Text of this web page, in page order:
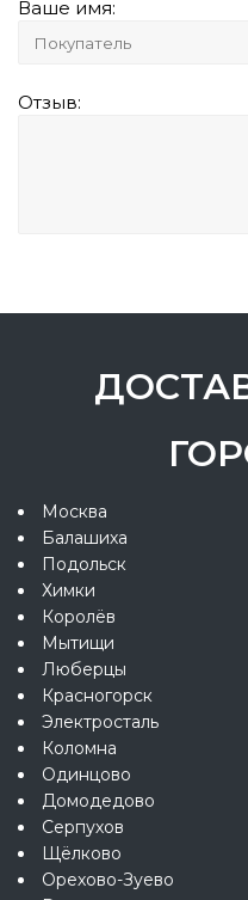
Ваше имя:
Отзыв:
Москва
Балашиха
Подольск
Химки
Королёв
Мытищи
Люберцы
Красногорск
Электросталь
Коломна
Одинцово
Домодедово
Серпухов
Щёлково
Орехово-Зуево